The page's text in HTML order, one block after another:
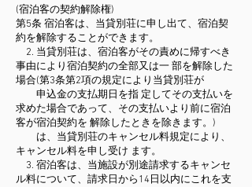
(宿泊客の契約解除権)
第5条 宿泊客は、当貸別荘に申し出て、宿泊契
約を解除することができます。
2. 当貸別荘は、宿泊客がその責めに帰すべき
事由により宿泊契約の全部又は一 部を解除した
場合(第3条第2項の規定により当貸別荘が
申込金の支払期日を指 定してその支払いを
求めた場合であって、その支払いより前に宿泊
客が宿泊契約を 解除したときを除きます。)
は、当貸別荘のキャンセル料規定により、
キャンセル料を申し受け ます。
3. 宿泊客は、当施設が別途請求するキャンセ
ル料について、請求日から14日以内にこれを支